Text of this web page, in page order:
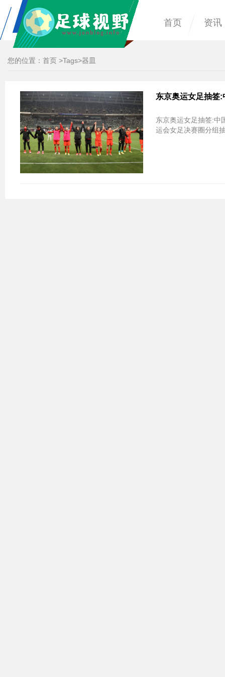
首页 资讯
您的位置： 首页 >Tags>器皿
东京奥运女足抽签
东京奥运女足抽签:中国队美荷二
运会女足决赛圈分组